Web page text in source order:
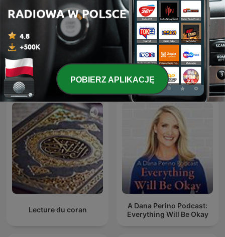
Pierwsza Młodość
Lektury na ucho | Radio
Katowice
Międzynarodowe podcasty: Sztuka
Lecture du coran
A Dana Perino Podcast:
Everything Will Be Okay
POBIERZ APLIKACJĘ